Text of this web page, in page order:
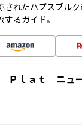
されたハプスブル
るガイド。
Ｐｌａｔ ニュ